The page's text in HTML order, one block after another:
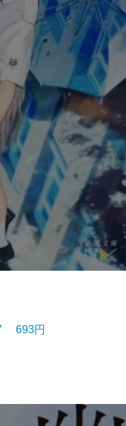
7 693円